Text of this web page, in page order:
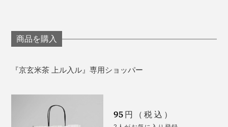
商品を購入
『京玄米茶 上ル入ル』専用ショッパー
95 円（税込）